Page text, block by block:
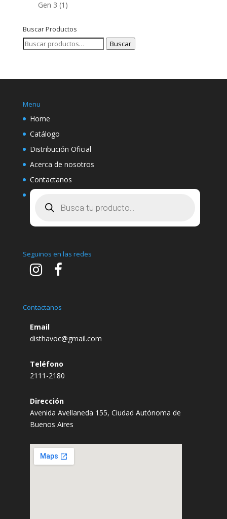
Gen 3 (1)
Buscar Productos
Buscar
Buscar
Menu
Home
Catálogo
Distribución Oficial
Acerca de nosotros
Contactanos
Seguinos en las redes
Contactanos
Email
disthavoc@gmail.com
Teléfono
2111-2180
Dirección
Avenida Avellaneda 155, Ciudad Autónoma de
Buenos Aires